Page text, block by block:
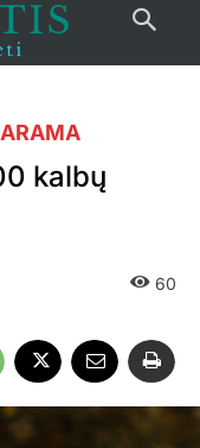
kalbų
60